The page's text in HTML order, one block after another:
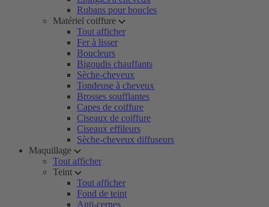
Rubans pour boucles
Matériel coiffure
Tout afficher
Fer à lisser
Boucleurs
Bigoudis chauffants
Sèche-cheveux
Tondeuse à cheveux
Brosses soufflantes
Capes de coiffure
Ciseaux de coiffure
Ciseaux effileurs
Sèche-cheveux diffuseurs
Maquillage
Tout afficher
Teint
Tout afficher
Fond de teint
Anti-cernes